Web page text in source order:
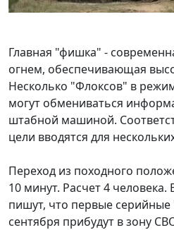
Главная "фишка" -
огнем, обеспечивающая
Несколько "Флоксов" в
могут обмениваться
штабной машиной.
цели вводятся для
Переход из походного
10 минут. Расчет 4
пишут, что первые
сентября прибудут в зону